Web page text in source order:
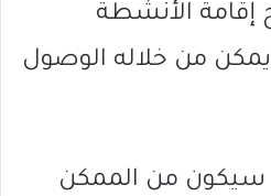
إقامة الأنشطة
من خلاله الوصول
سيكون من الممكن